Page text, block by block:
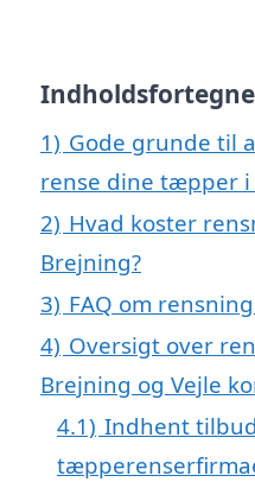
1) Gode grunde til
rense dine tæpper i
2) Hvad koster
Brejning?
3) FAQ om
4) Oversigt over
Brejning og Vejle
4.1) Indhent